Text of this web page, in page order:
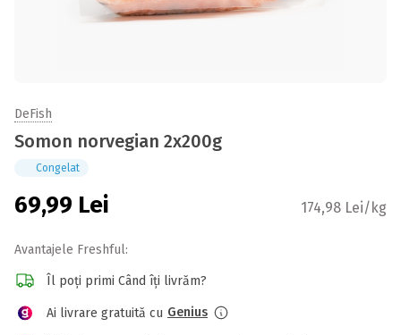
DeFish
Somon norvegian 2x200g
Congelat
69,99 Lei 174,98 Lei/kg
Avantajele Freshful:
Îl poți primi Când îți livrăm?
Ai livrare gratuită cu Genius